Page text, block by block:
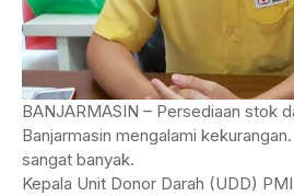
BANJARMASIN – Persediaan stok
Banjarmasin mengalami
sangat banyak.
Kepala Unit Donor Darah (UDD)